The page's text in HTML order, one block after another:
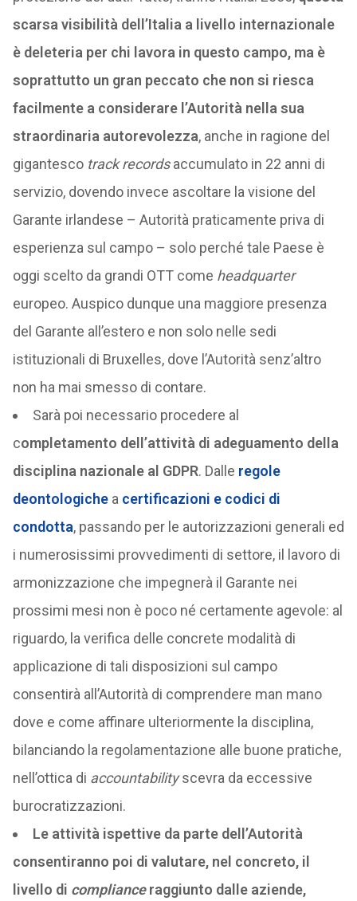
scarsa visibilità dell’Italia a livello internazionale
è deleteria per chi lavora in questo campo, ma è
soprattutto un gran peccato che non si riesca
facilmente a considerare l’Autorità nella sua
straordinaria autorevolezza, anche in ragione del
gigantesco track recordsaccumulato in 22 anni di
servizio, dovendo invece ascoltare la visione del
Garante irlandese – Autorità praticamente priva di
esperienza sul campo – solo perché tale Paese è
oggi scelto da grandi OTT come headquarter
europeo. Auspico dunque una maggiore presenza
del Garante all’estero e non solo nelle sedi
istituzionali di Bruxelles, dove l’Autorità senz’altro
non ha mai smesso di contare.
Sarà poi necessario procedere al
completamento dell’attività di adeguamento della
disciplina nazionale al GDPR. Dalle regole
deontologichea certificazioni e codici di
condotta, passando per le autorizzazioni generali ed
i numerosissimi provvedimenti di settore, il lavoro di
armonizzazione che impegnerà il Garante nei
prossimi mesi non è poco né certamente agevole: al
riguardo, la verifica delle concrete modalità di
applicazione di tali disposizioni sul campo
consentirà all’Autorità di comprendere man mano
dove e come affinare ulteriormente la disciplina,
bilanciando la regolamentazione alle buone pratiche,
nell’ottica di accountabilityscevra da eccessive
burocratizzazioni.
Le attività ispettive da parte dell’Autorità
consentiranno poi di valutare, nel concreto, il
livello di complianceraggiunto dalle aziende,